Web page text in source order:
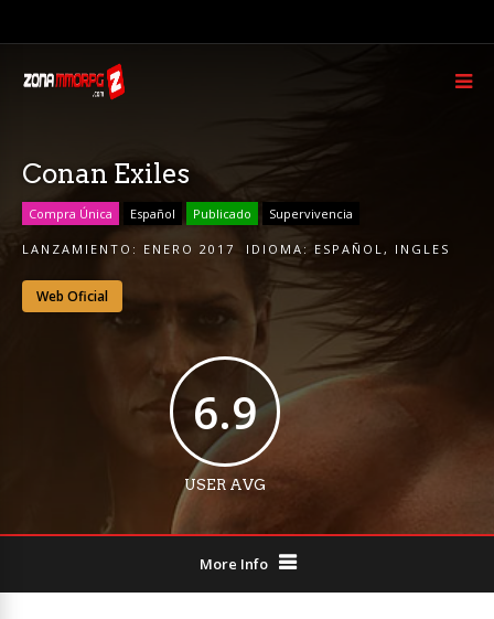
Conan Exiles
Compra Única Español Publicado Supervivencia
LANZAMIENTO: ENERO 2017 IDIOMA: ESPAÑOL, INGLES
Web Oficial
6.9
USER AVG
More Info